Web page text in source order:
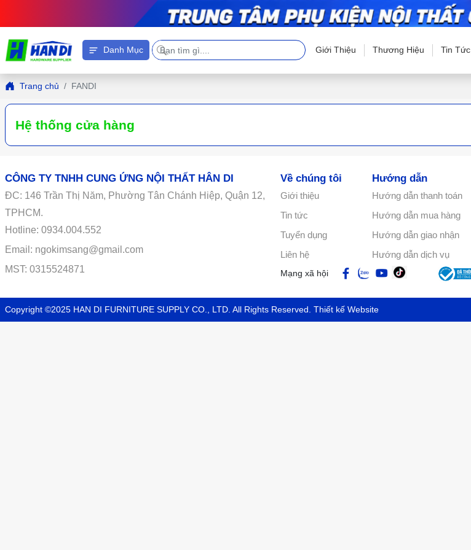
Danh Mục Giới Thiệu Thương Hiệu Tin Tức
Trang chủ FANDI
Hệ thống cửa hàng
CÔNG TY TNHH CUNG ỨNG NỘI THẤT HÂN DI
ĐC: 146 Trần Thị Năm, Phường Tân Chánh Hiệp, Quận 12,
TPHCM.
Hotline: 0934.004.552
Email: ngokimsang@gmail.com
MST: 0315524871
Về chúng tôi
Giới thiệu
Tin tức
Tuyển dụng
Liên hệ
Hướng dẫn
Hướng dẫn thanh toán
Hướng dẫn mua hàng
Hướng dẫn giao nhận
Hướng dẫn dịch vụ
Mạng xã hội
Copyright ©2025 HAN DI FURNITURE SUPPLY CO., LTD . All Rights Reserved. Thiết kế Website